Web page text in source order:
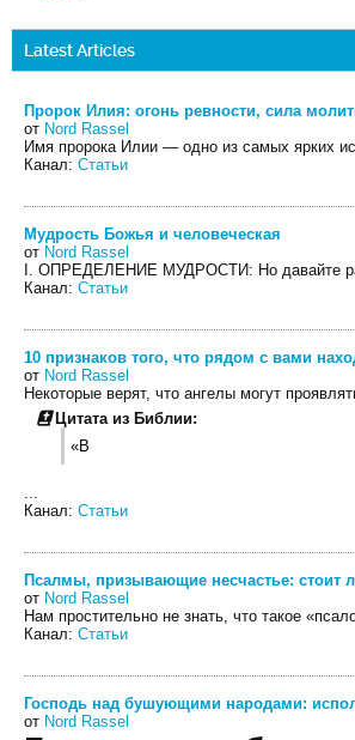
Latest Articles
от Nord Rassel
Канал: Статьи
Мудрость Божья и человеческая
от Nord Rassel
I. ОПРЕДЕЛЕНИЕ МУДРОСТИ: Но давайте
Канал: Статьи
10 признаков того, что рядом с вами
от Nord Rassel
Некоторые верят, что ангелы могут проявлять своё присутствие различными способами. Вот несколько
Цитата из Библии:
«В
...
Канал: Статьи
от Nord Rassel
Нам простительно не знать, что такое «псалом-проклятие» или «молитва-проклятие», но при нынешних обстоятельствах самое время с
Канал: Статьи
от Nord Rassel